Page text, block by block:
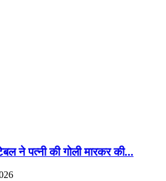
ने पत्नी की गोली मारकर की...